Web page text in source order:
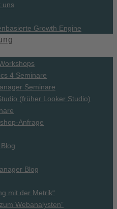
uns
Growth Engine
4 Seminare
Seminare
(früher Looker Studio)
Anfrage
Blog
mit der Metrik“
Webanalysten”